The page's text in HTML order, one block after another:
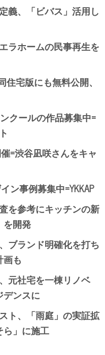
義、「ビバス」活用し
ラホームの民事再生を
宅版にも無料公開、
クールの作品募集中=
=渋谷凪咲さんをキャ
ン事例募集中=YKKAP
を参考にキッチンの新
を開発
ブランド明確化を打ち
も
元社宅を一棟リノベ
デンスに
ト、「雨庭」の実証拡
ら」に施工